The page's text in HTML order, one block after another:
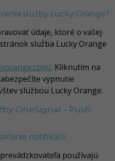
služby Lucky Orange?
údaje, ktoré o vašej
služba Lucky Orange
. Kliknutím na
vypnutie
službou Lucky Orange.
OneSignal - Push
notifikácií
používajú